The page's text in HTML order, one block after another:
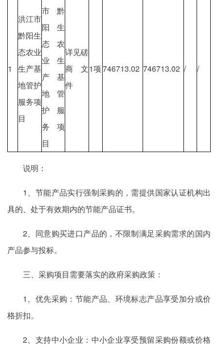
1
洪江市
黔阳生
态农业
生产基
地管护
服务项
目
市黔
阳生
态农
业生
产基
地管
护服
务项
目
详见磋
商 文
件
1项746713.02 746713.02 / /
说明：
1、节能产品实行强制采购的，需提供国家认证机构出
具的、处于有效期内的节能产品证书。
2、同意购买进口产品的，不限制满足采购需求的国内
产品参与投标。
三、采购项目需要落实的政府采购政策：
1、优先采购：节能产品、环境标志产品享受加分或价
格折扣。
2、支持中小企业：中小企业享受预留采购份额或价格